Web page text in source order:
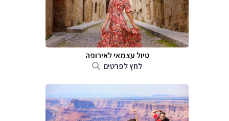
טיול עצמאי לאירופה
לחץ לפרטים